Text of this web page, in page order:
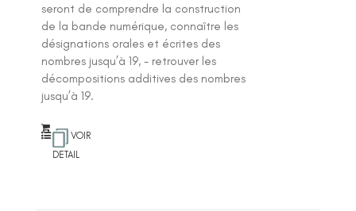
seront de comprendre la construction
de la bande numérique, connaître les
désignations orales et écrites des
nombres jusqu’à 19, - retrouver les
décompositions additives des nombres
jusqu’à 19.
VOIR
DETAIL